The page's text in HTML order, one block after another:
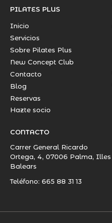
PILATES PLUS
Inicio
Servicios
Sobre Pilates Plus
New Concept Club
Contacto
Blog
Reservas
Hazte socio
CONTACTO
Carrer General Ricardo
Ortega, 4, 07006 Palma, Illes
Balears
Teléfono: 665 88 31 13